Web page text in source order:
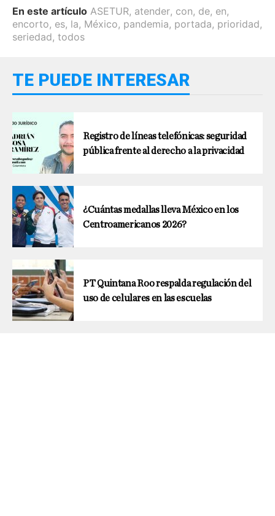
En este artículo ASETUR, atender, con, de, en,
encorto, es, la, México, pandemia, portada, prioridad,
seriedad, todos
TE PUEDE INTERESAR
Registro de líneas telefónicas: seguridad
pública frente al derecho a la privacidad
¿Cuántas medallas lleva México en los
Centroamericanos 2026?
PT Quintana Roo respalda regulación del
uso de celulares en las escuelas